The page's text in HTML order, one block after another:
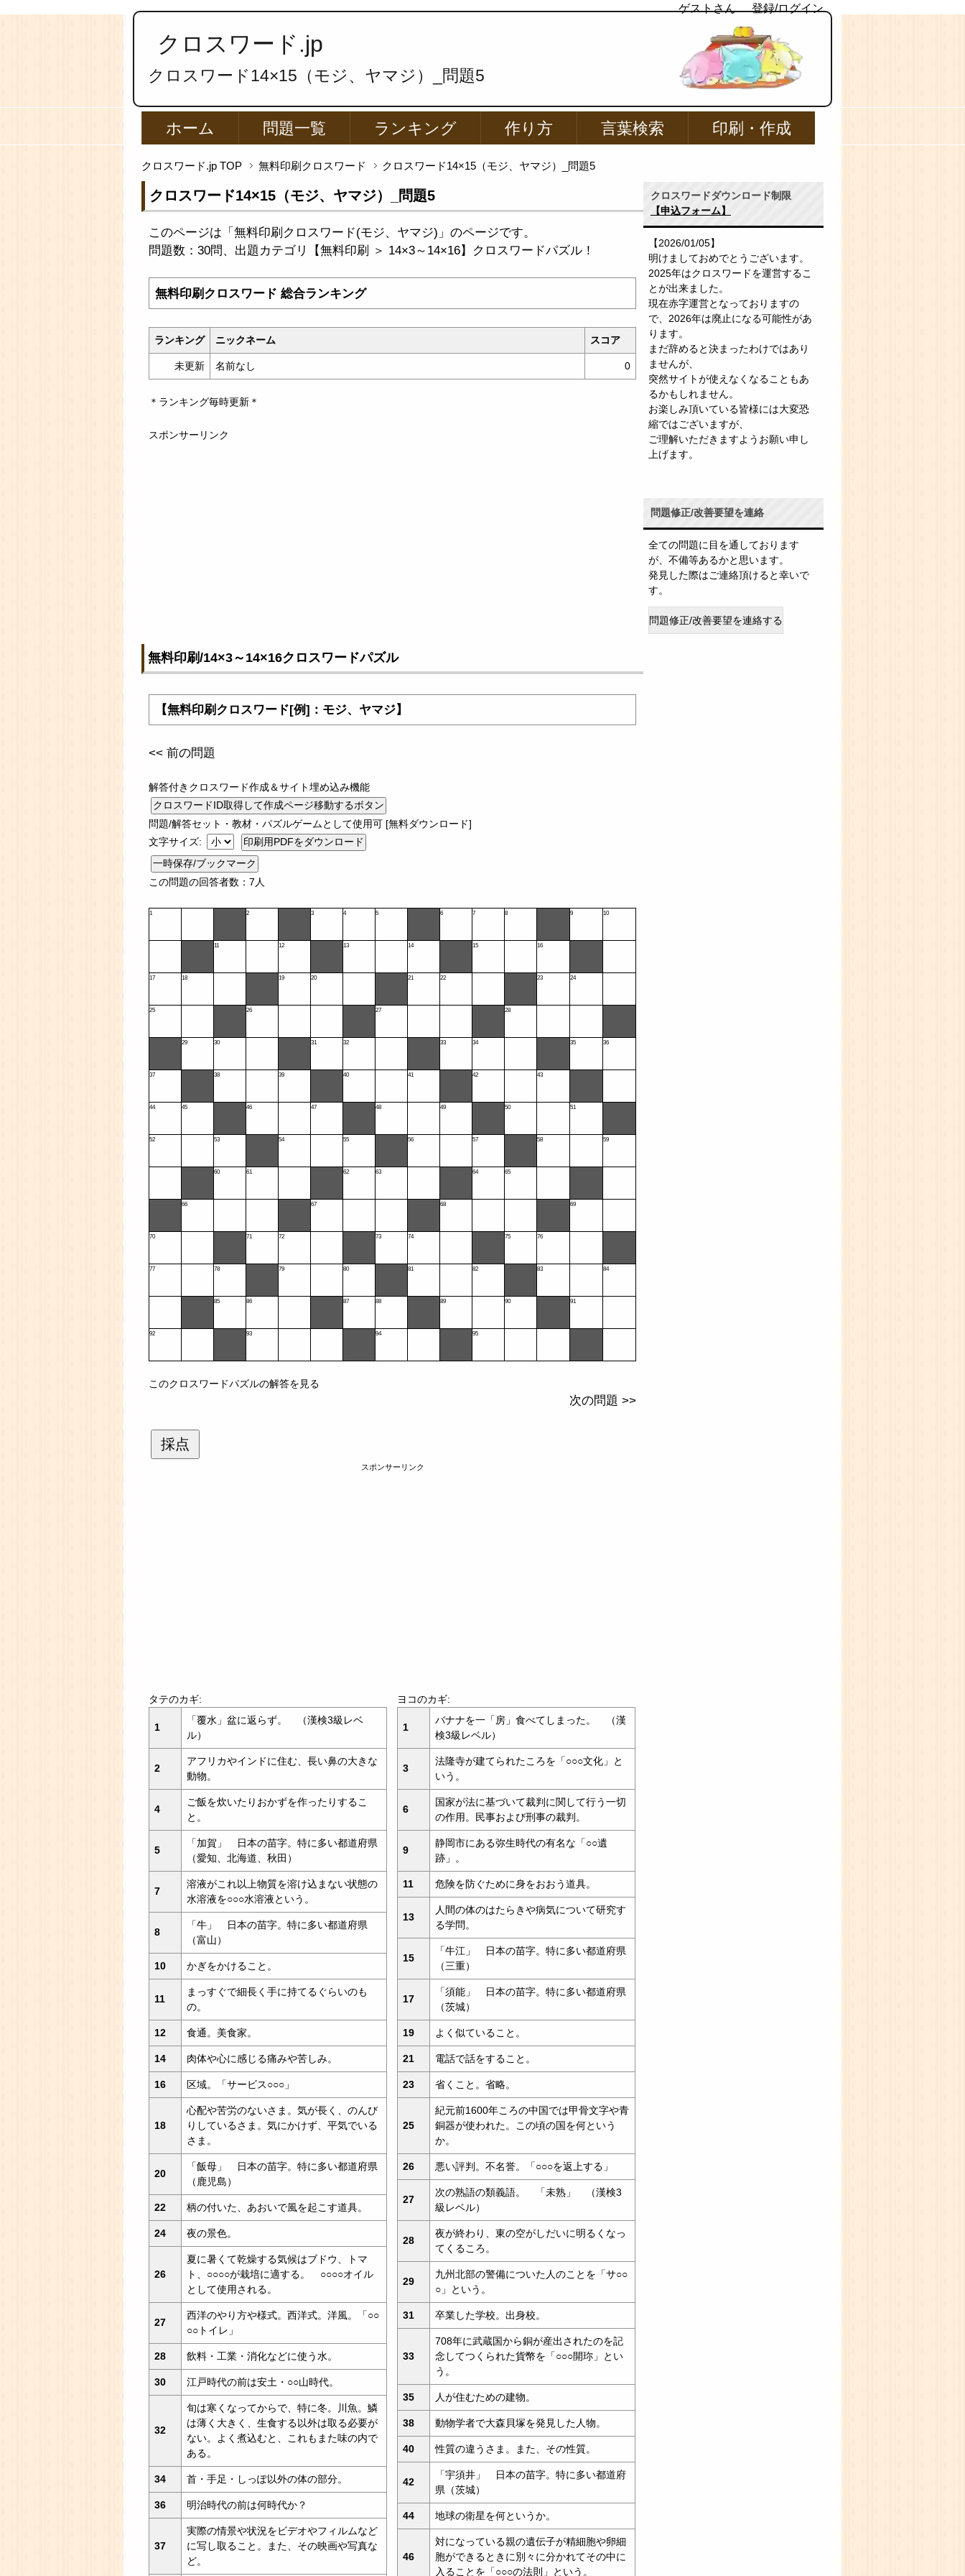
ゲストさん 登録/ログイン
クロスワード.jp
クロスワード14×15（モジ、ヤマジ）_問題5
ホーム 問題一覧 ランキング 作り方 言葉検索 印刷・作成
クロスワード.jp TOP 無料印刷クロスワード クロスワード14×15（モジ、ヤマジ）_問題5
クロスワード14×15（モジ、ヤマジ）_問題5
このページは「無料印刷クロスワード(モジ、ヤマジ)」のページです。
問題数：30問、出題カテゴリ【無料印刷 ＞ 14×3～14×16】クロスワードパズル！
無料印刷クロスワード 総合ランキング
ランキング ニックネーム スコア
未更新 名前なし 0
＊ランキング毎時更新＊
スポンサーリンク
無料印刷/14×3～14×16クロスワードパズル
【無料印刷クロスワード[例]：モジ、ヤマジ】
<< 前の問題
解答付きクロスワード作成＆サイト埋め込み機能
問題/解答セット・教材・パズルゲームとして使用可 [無料ダウンロード]
文字サイズ:
一時保存/ブックマーク
この問題の回答者数：7人
1 2 3 4 5 6 7 8 9 10
11 12 13 14 15 16
17 18 19 20 21 22 23 24
25 26 27 28
29 30 31 32 33 34 35 36
37 38 39 40 41 42 43
44 45 46 47 48 49 50 51
52 53 54 55 56 57 58 59
60 61 62 63 64 65
66 67 68 69
70 71 72 73 74 75 76
77 78 79 80 81 82 83 84
85 86 87 88 89 90 91
92 93 94 95
このクロスワードパズルの解答を見る
次の問題 >>
採点
スポンサーリンク
タテのカギ:
1
「覆水」盆に返らず。 （漢検3級レベ
ル）
2
アフリカやインドに住む、長い鼻の大きな
動物。
4
ご飯を炊いたりおかずを作ったりするこ
と。
5
「加賀」 日本の苗字。特に多い都道府県
（愛知、北海道、秋田）
7
溶液がこれ以上物質を溶け込まない状態の
水溶液を○○○水溶液という。
8
「牛」 日本の苗字。特に多い都道府県
（富山）
10 かぎをかけること。
11
まっすぐで細長く手に持てるぐらいのも
の。
12 食通。美食家。
14 肉体や心に感じる痛みや苦しみ。
16 区域。「サービス○○○」
18
心配や苦労のないさま。気が長く、のんび
りしているさま。気にかけず、平気でいる
さま。
20
「飯母」 日本の苗字。特に多い都道府県
（鹿児島）
22 柄の付いた、あおいで風を起こす道具。
24 夜の景色。
26
夏に暑くて乾燥する気候はブドウ、トマ
ト、○○○○が栽培に適する。 ○○○○オイル
として使用される。
27
西洋のやり方や様式。西洋式。洋風。「○○
○○トイレ」
28 飲料・工業・消化などに使う水。
30 江戸時代の前は安土・○○山時代。
32
旬は寒くなってからで、特に冬。川魚。鱗
は薄く大きく、生食する以外は取る必要が
ない。よく煮込むと、これもまた味の内で
ある。
34 首・手足・しっぽ以外の体の部分。
36 明治時代の前は何時代か？
37
実際の情景や状況をビデオやフィルムなど
に写し取ること。また、その映画や写真な
ど。
ヨコのカギ:
1
バナナを一「房」食べてしまった。 （漢
検3級レベル）
3
法隆寺が建てられたころを「○○○文化」と
いう。
6
国家が法に基づいて裁判に関して行う一切
の作用。民事および刑事の裁判。
9
静岡市にある弥生時代の有名な「○○遺
跡」。
11 危険を防ぐために身をおおう道具。
13
人間の体のはたらきや病気について研究す
る学問。
15
「牛江」 日本の苗字。特に多い都道府県
（三重）
17
「須能」 日本の苗字。特に多い都道府県
（茨城）
19 よく似ていること。
21 電話で話をすること。
23 省くこと。省略。
25
紀元前1600年ころの中国では甲骨文字や青
銅器が使われた。この頃の国を何という
か。
26 悪い評判。不名誉。「○○○を返上する」
27
次の熟語の類義語。 「未熟」 （漢検3
級レベル）
28
夜が終わり、東の空がしだいに明るくなっ
てくるころ。
29
九州北部の警備についた人のことを「サ○○
○」という。
31 卒業した学校。出身校。
33
708年に武蔵国から銅が産出されたのを記
念してつくられた貨幣を「○○○開珎」とい
う。
35 人が住むための建物。
38 動物学者で大森貝塚を発見した人物。
40 性質の違うさま。また、その性質。
42
「宇須井」 日本の苗字。特に多い都道府
県（茨城）
44 地球の衛星を何というか。
46
対になっている親の遺伝子が精細胞や卵細
胞ができるときに別々に分かれてその中に
入ることを「○○○の法則」という。
クロスワードダウンロード制限
【申込フォーム】
【2026/01/05】
明けましておめでとうございます。
2025年はクロスワードを運営するこ
とが出来ました。
現在赤字運営となっておりますの
で、2026年は廃止になる可能性があ
ります。
まだ辞めると決まったわけではあり
ませんが、
突然サイトが使えなくなることもあ
るかもしれません。
お楽しみ頂いている皆様には大変恐
縮ではございますが、
ご理解いただきますようお願い申し
上げます。
問題修正/改善要望を連絡
全ての問題に目を通しております
が、不備等あるかと思います。
発見した際はご連絡頂けると幸いで
す。
問題修正/改善要望を連絡する